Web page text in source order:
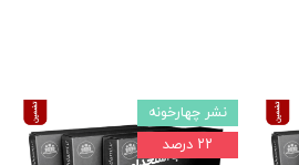
نشر چهارخونه
۲۲ درصد